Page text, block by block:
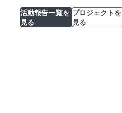
活動報告一覧を
見る
プロジェクトを
見る